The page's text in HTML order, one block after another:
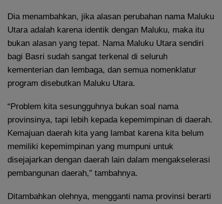
Dia menambahkan, jika alasan perubahan nama Maluku
Utara adalah karena identik dengan Maluku, maka itu
bukan alasan yang tepat. Nama Maluku Utara sendiri
bagi Basri sudah sangat terkenal di seluruh
kementerian dan lembaga, dan semua nomenklatur
program disebutkan Maluku Utara.
“Problem kita sesungguhnya bukan soal nama
provinsinya, tapi lebih kepada kepemimpinan di daerah.
Kemajuan daerah kita yang lambat karena kita belum
memiliki kepemimpinan yang mumpuni untuk
disejajarkan dengan daerah lain dalam mengakselerasi
pembangunan daerah,” tambahnya.
Ditambahkan olehnya, mengganti nama provinsi berarti